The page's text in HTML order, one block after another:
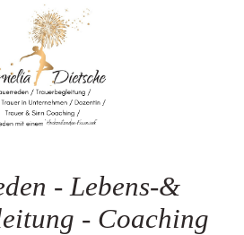
- Lebens-&
- Coaching